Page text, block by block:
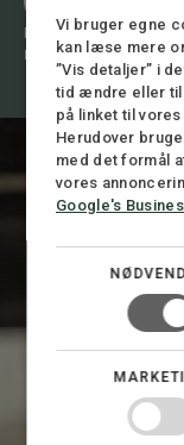
* Eller skriv til os 24/7
Vi bruger egne
kan læse mere
”Vis detaljer” i
tid ændre eller
på linket til
Herudover
med det formål
vores
Google's